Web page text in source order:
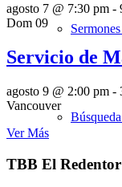
agosto 7 @ 7:30 pm -
Dom 09
Servicio de
agosto 9 @ 2:00 pm -
Vancouver
Ver Más
TBB El Redentor